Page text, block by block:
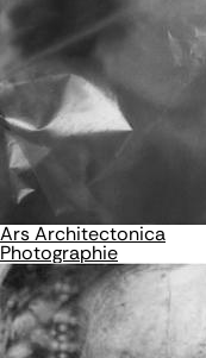
Ars Architectonica
Photographie